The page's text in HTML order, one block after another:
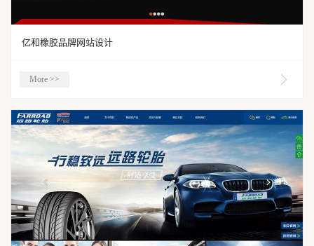
亿和橡胶品牌网站设计
More >>